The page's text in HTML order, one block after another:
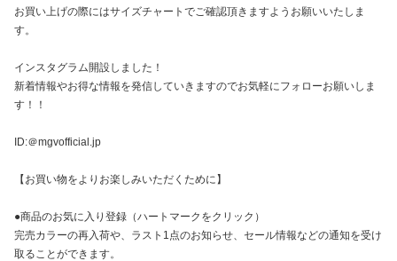
お買い上げの際にはサイズチャートでご確認頂きますようお願いいたしま
す。
インスタグラム開設しました！
新着情報やお得な情報を発信していきますのでお気軽にフォローお願いしま
す！！
ID:＠mgvofficial.jp
【お買い物をよりお楽しみいただくために】
●商品のお気に入り登録（ハートマークをクリック）
完売カラーの再入荷や、ラスト1点のお知らせ、セール情報などの通知を受け
取ることができます。